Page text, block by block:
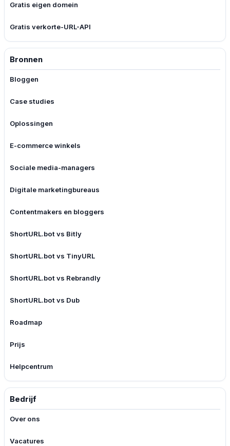
Gratis eigen domein
Gratis verkorte-URL-API
Bronnen
Bloggen
Case studies
Oplossingen
E-commerce winkels
Sociale media-managers
Digitale marketingbureaus
Contentmakers en bloggers
ShortURL.bot vs Bitly
ShortURL.bot vs TinyURL
ShortURL.bot vs Rebrandly
ShortURL.bot vs Dub
Roadmap
Prijs
Helpcentrum
Bedrijf
Over ons
Vacatures